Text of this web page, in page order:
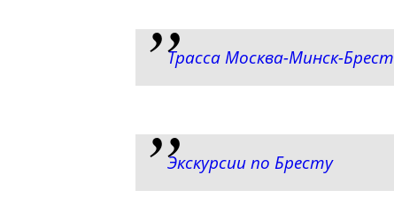
Трасса Москва-Минск-Брест
Экскурсии по Бресту